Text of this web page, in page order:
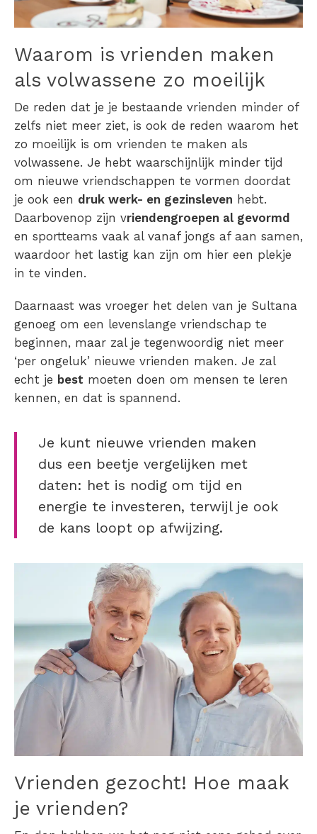
Waarom is vrienden maken
als volwassene zo moeilijk
De reden dat je je bestaande vrienden minder of
zelfs niet meer ziet, is ook de reden waarom het
zo moeilijk is om vrienden te maken als
volwassene. Je hebt waarschijnlijk minder tijd
om nieuwe vriendschappen te vormen doordat
je ook een druk werk- en gezinsleven hebt.
Daarbovenop zijn vriendengroepen al gevormd
en sportteams vaak al vanaf jongs af aan samen,
waardoor het lastig kan zijn om hier een plekje
in te vinden.
Daarnaast was vroeger het delen van je Sultana
genoeg om een levenslange vriendschap te
beginnen, maar zal je tegenwoordig niet meer
‘per ongeluk’ nieuwe vrienden maken. Je zal
echt je best moeten doen om mensen te leren
kennen, en dat is spannend.
Je kunt nieuwe vrienden maken
dus een beetje vergelijken met
daten: het is nodig om tijd en
energie te investeren, terwijl je ook
de kans loopt op afwijzing.
Vrienden gezocht! Hoe maak
je vrienden?